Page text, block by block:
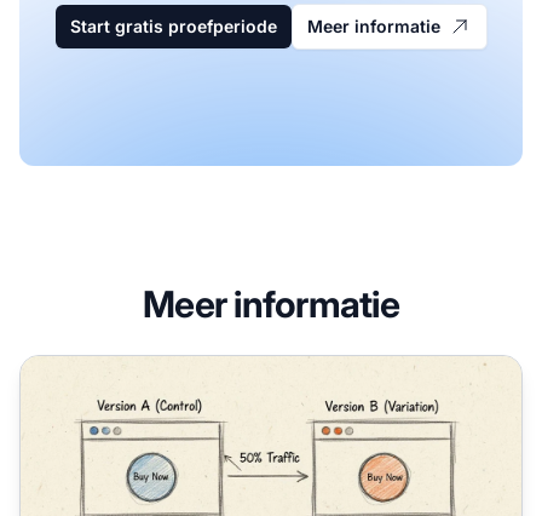
Start gratis proefperiode Meer informatie
Meer informatie
Hoe werkt Split Testing? Complete gids voor A/B-testen